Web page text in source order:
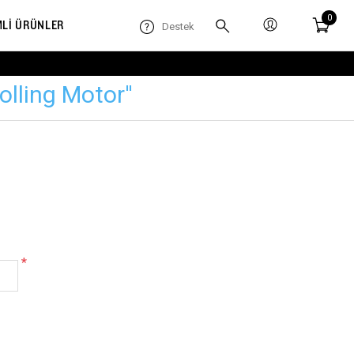
ÜRÜNLER Destek
0
Motor
*